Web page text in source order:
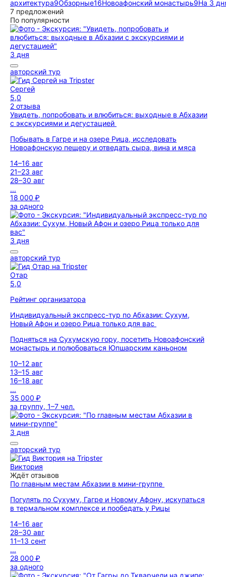
архитектура9Обзорные16Новоафонский монастырь9На 3
7 предложений
По популярности
3 дня
авторский тур
Сергей
5,0
2 отзыва
Увидеть, попробовать и влюбиться: выходные в Абхазии
с экскурсиями и дегустацией
Побывать в Гагре и на озере Рица, исследовать
Новоафонскую пещеру и отведать сыра, вина и мяса
14–16 авг
21–23 авг
28–30 авг
...
18 000 ₽
за одного
3 дня
авторский тур
Отар
5,0
Рейтинг организатора
Индивидуальный экспресс-тур по Абхазии: Сухум,
Новый Афон и озеро Рица только для вас
Подняться на Сухумскую гору, посетить Новоафонский
монастырь и полюбоваться Юпшарским каньоном
10–12 авг
13–15 авг
16–18 авг
...
35 000 ₽
за группу, 1–7 чел.
3 дня
авторский тур
Виктория
Ждёт отзывов
По главным местам Абхазии в мини-группе
Погулять по Сухуму, Гагре и Новому Афону, искупаться
в термальном комплексе и пообедать у Рицы
14–16 авг
28–30 авг
11–13 сент
...
28 000 ₽
за одного